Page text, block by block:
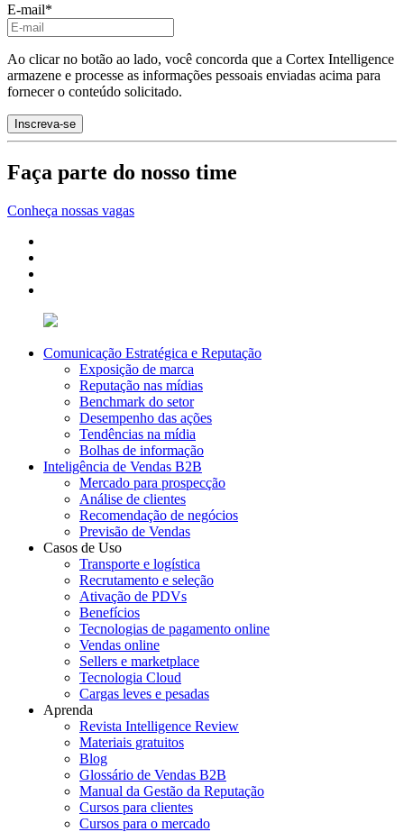
E-mail*
Ao clicar no botão ao lado, você concorda que a Cortex Intelligence
armazene e processe as informações pessoais enviadas acima para
fornecer o conteúdo solicitado.
Faça parte do nosso time
Conheça nossas vagas
Comunicação Estratégica e Reputação
Exposição de marca
Reputação nas mídias
Benchmark do setor
Desempenho das ações
Tendências na mídia
Bolhas de informação
Inteligência de Vendas B2B
Mercado para prospecção
Análise de clientes
Recomendação de negócios
Previsão de Vendas
Casos de Uso
Transporte e logística
Recrutamento e seleção
Ativação de PDVs
Benefícios
Tecnologias de pagamento online
Vendas online
Sellers e marketplace
Tecnologia Cloud
Cargas leves e pesadas
Aprenda
Revista Intelligence Review
Materiais gratuitos
Blog
Glossário de Vendas B2B
Manual da Gestão da Reputação
Cursos para clientes
Cursos para o mercado